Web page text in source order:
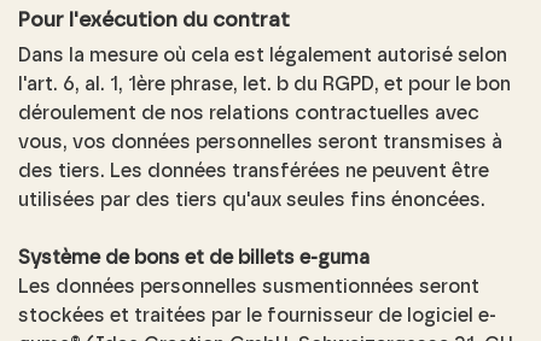
Pour l'exécution du contrat
Dans la mesure où cela est légalement autorisé selon
l'art. 6, al. 1, 1ère phrase, let. b du RGPD, et pour le bon
déroulement de nos relations contractuelles avec
vous, vos données personnelles seront transmises à
des tiers. Les données transférées ne peuvent être
utilisées par des tiers qu'aux seules fins énoncées.
Système de bons et de billets e-guma
Les données personnelles susmentionnées seront
stockées et traitées par le fournisseur de logiciel e-